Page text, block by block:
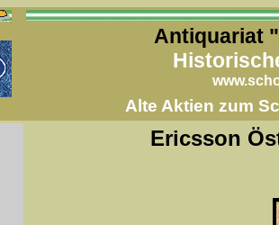
Antiquariat
Alte Aktien zum
Ericsson